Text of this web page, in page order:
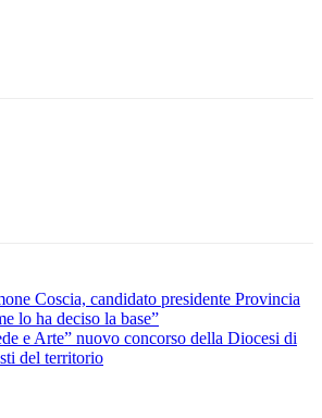
Coscia, candidato presidente Provincia
lo ha deciso la base”
e Arte” nuovo concorso della Diocesi di
del territorio